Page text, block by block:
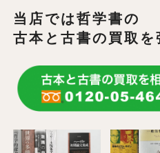
当店では哲学書の
古本と古書の買取